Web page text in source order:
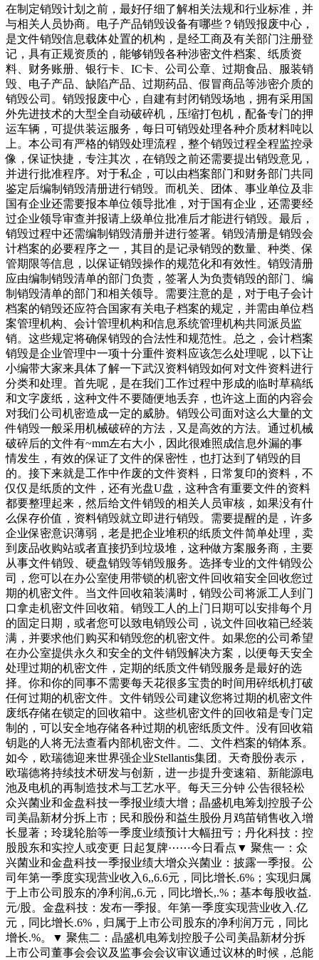
在制定销毁计划之前，最好仔细了解相关法规和行业标准，并
与相关人员协商。电子产品销毁设备有哪些？销毁报废中心，
是文件销毁信息载体处置的机构，是经工商及有关部门注册登
记，具有正规资质的，能够销毁各种涉密文件档案、纸质资
料、财务账册、银行卡、IC卡、公司公章、过期食品、服装销
毁、电子产品、缺陷产品、过期药品、假冒商品等涉密介质的
销毁公司。销毁报废中心，自建有封闭销毁场地，拥有采用国
外先进技术的大型全自动破碎机，压缩打包机，配备专门的押
运车辆，可提供装运服务，每日可销毁处理各种介质材料吨以
上。本公司有严格的销毁处理流程，整个销毁过程全程监控录
像，保证快捷，专注其次，在销毁之前还需要提出销毁意见，
并进行批准程序。对于私企，可以由档案部门和财务部门共同
鉴定后编制销毁清册进行销毁。而机关、团体、事业单位及非
国有企业还需要报本单位领导批准，对于国有企业，还需要经
过企业领导审查并报请上级单位批准后才能进行销毁。最后，
销毁过程中还需编制销毁清册并进行签署。销毁清册是销毁会
计档案的必要程序之一，其目的是记录销毁的数量、种类、保
管期限等信息，以保证销毁操作的规范化和有效性。销毁清册
应由编制销毁清单的部门负责，签署人为负责销毁的部门、编
制销毁清单的部门和相关领导。需要注意的是，对于电子会计
档案的销毁还应符合国家有关电子档案的规定，并需由单位档
案管理机构、会计管理机构和信息系统管理机构共同派员监
销。这些规定将确保销毁的合法性和规范性。总之，会计档案
销毁是企业管理中一项十分重件资料应该怎么处理呢，以下让
小编带大家来具体了解一下武汉资料销毁如何对文件资料进行
分类和处理。首先呢，是在我们工作过程中形成的临时草稿纸
和文字废纸，这种文件不要随便地丢弃，也许这上面的内容会
对我们公司机密造成一定的威胁。销毁公司面对这么大量的文
件销毁一般采用机械破碎的方法，又是高效的方法。通过机械
破碎后的文件有~mm左右大小，因此很难照成信息外漏的事
情发生，有效的保证了文件的保密性，也打达到了销毁的目
的。接下来就是工作中作废的文件资料，日常复印的资料，不
仅仅是纸质的文件，还有光盘U盘，这种含有重要文件的资料
都要整理起来，然后给文件销毁的相关人员审核，如果没有什
么保存价值，资料销毁就立即进行销毁。需要提醒的是，许多
企业保密意识薄弱，老是把企业堆积的纸质文件简单处理，卖
到废品收购站或者直接扔到垃圾堆，这种做方案服务商，主要
从事文件销毁、硬盘销毁等销毁服务。选择专业的文件销毁公
司，您可以在办公室使用带锁的机密文件回收箱安全回收您过
期的机密文件。当文件回收箱装满时，销毁公司将派工人到门
口拿走机密文件回收箱。销毁工人的上门日期可以安排每个月
的固定日期，或者您可以致电销毁公司，说文件回收箱已经装
满，并要求他们购买和销毁您的机密文件。如果您的公司希望
在办公室提供永久和安全的文件销毁解决方案，以便每天安全
处理过期的机密文件，定期的纸质文件销毁服务是最好的选
择。你和你的同事不需要每天花很多宝贵的时间用碎纸机打破
任何过期的机密文件。文件销毁公司建议您将过期的机密文件
废纸存储在锁定的回收箱中。这些机密文件的回收箱是专门定
制的，可以安全地存储各种过期的机密纸质文件。没有回收箱
钥匙的人将无法查看内部机密文件。二、文件档案的销体系。
如今，欧瑞德迎来世界强企业Stellantis集团。天奇股份表示，
欧瑞德将持续技术研发与创新，进一步提升变速箱、新能源电
池及电机的再制造技术与工艺水平。每天三分钟 公告很轻松
众兴菌业和金盘科技一季报业绩大增；晶盛机电筹划控股子公
司美晶新材分拆上市；民和股份和益生股份月鸡苗销售收入增
长显著；玲珑轮胎等一季度业绩预计大幅扭亏；丹化科技：控
股股东和实控人或变更 日起复牌⋯⋯今日看点▼ 聚焦一：众
兴菌业和金盘科技一季报业绩大增众兴菌业：披露一季报。公
司年第一季度实现营业收入6,,6.6元，同比增长.6%；实现归属
于上市公司股东的净利润,,6.元，同比增长,.%；基本每股收益.
元/股。金盘科技：发布一季报。年第一季度实现营业收入.亿
元，同比增长.6%，归属于上市公司股东的净利润万元，同比
增长.%。▼ 聚焦二：晶盛机电筹划控股子公司美晶新材分拆
上市公司董事会会议及监事会会议审议通过议林的时候，总能